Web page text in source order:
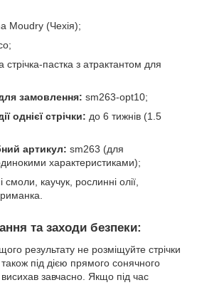
Moudry (Чехія);
стрічка-пастка з атрактантом для
замовлення: sm263-opt10;
однієї стрічки: до 6 тижнів (1.5
артикул: sm263 (для
характеристиками);
смоли, каучук, рослинні олії,
та заходи безпеки:
результату не розміщуйте стрічки
під дією прямого сонячного
завчасно. Якщо під час